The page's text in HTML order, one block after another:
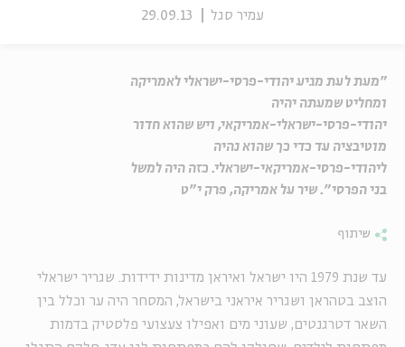
עמיר סגל 29.09.13
"מעת לעת מגיע יהודי-פרסי-ישראלי לאמריקה
ומחליט שמעתה יהיה
יהודי-פרסי-ישראלי-אמריקאי, ויש שהוא חדור
מוטיבציה עד כדי כך שהוא נהיה
ליהודי-פרסי-אמריקאי-ישראלי. כזה היה למשל
בני הפרסי". שיר על אמריקה, פרק י"ט
שיתוף
עד שנת 1979 היו ישראל ואיראן מדינות ידידות. שגריר ישראלי
הוצב בטהראן ושגריר איראני בישראל, המסחר היה ער וכלל בין
השאר דטרגנטים, שעוני מים ואפילו צעצועי פלסטיק בדמות